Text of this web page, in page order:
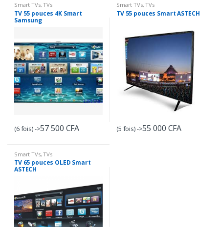
Smart TVs,TVs
TV 55 pouces 4K Smart
Samsung
(6 fois) ->57 500 CFA
Smart TVs,TVs
TV 55 pouces Smart ASTECH
(5 fois) ->55 000 CFA
Smart TVs,TVs
TV 65 pouces OLED Smart
ASTECH